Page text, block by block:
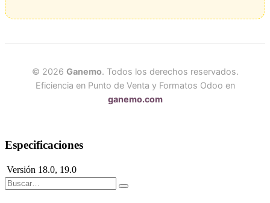
© 2026 Ganemo. Todos los derechos reservados.
Eficiencia en Punto de Venta y Formatos Odoo en
ganemo.com
Especificaciones
Versión 18.0, 19.0